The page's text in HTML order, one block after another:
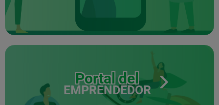
Portal del
EMPRENDEDOR